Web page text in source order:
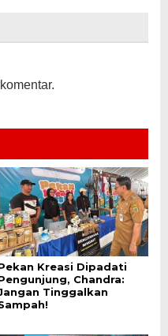
Kreasi Dipadati
Chandra:
Tinggalkan